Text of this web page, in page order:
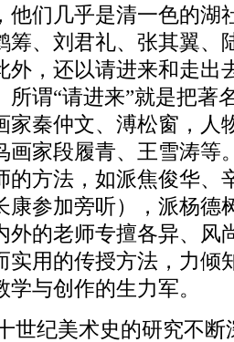
他们几乎是清一色的湖
筹、刘君礼、张其翼、
外，还以请进来和走出
所谓“请进来”就是把著
家秦仲文、溥松窗，人
画家段履青、王雪涛等
的方法，如派焦俊华、
康参加旁听），派杨德
外的老师专擅各异、风
实用的传授方法，力倾
与创作的生力军。
世纪美术史的研究不